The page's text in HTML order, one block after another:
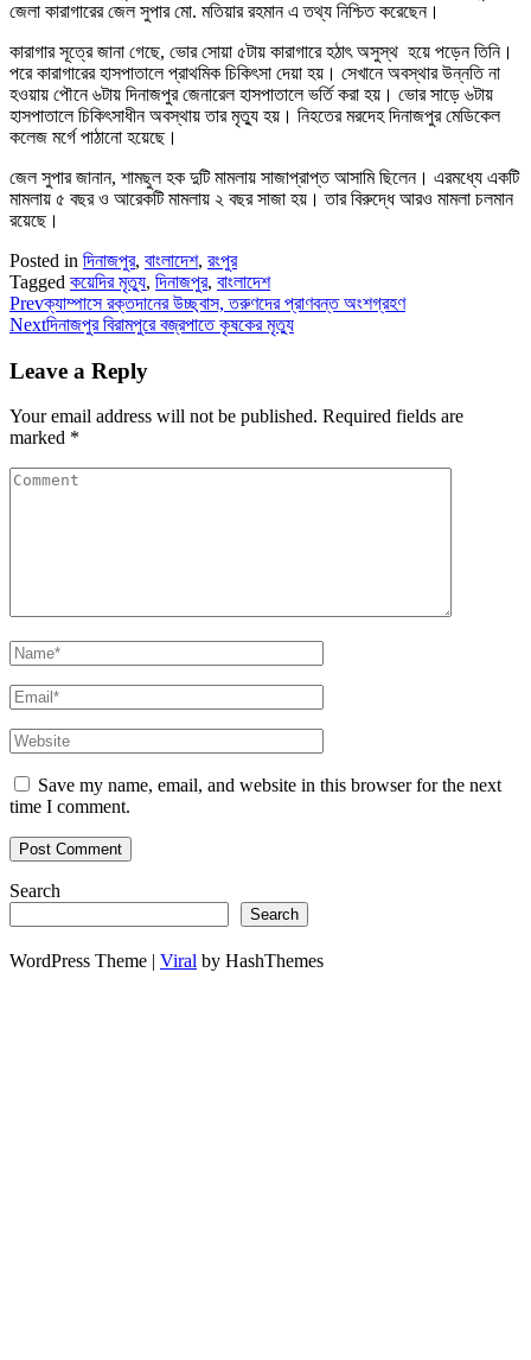
জেলা কারাগারের জেল সুপার মো. মতিয়ার রহমান এ তথ্য নিশ্চিত করেছেন।
কারাগার সূত্রে জানা গেছে, ভোর সোয়া ৫টায় কারাগারে হঠাৎ অসুস্থ হয়ে পড়েন তিনি।
পরে কারাগারের হাসপাতালে প্রাথমিক চিকিৎসা দেয়া হয়। সেখানে অবস্থার উন্নতি না
হওয়ায় পৌনে ৬টায় দিনাজপুর জেনারেল হাসপাতালে ভর্তি করা হয়। ভোর সাড়ে ৬টায়
হাসপাতালে চিকিৎসাধীন অবস্থায় তার মৃত্যু হয়। নিহতের মরদেহ দিনাজপুর মেডিকেল
কলেজ মর্গে পাঠানো হয়েছে।
জেল সুপার জানান, শামছুল হক দুটি মামলায় সাজাপ্রাপ্ত আসামি ছিলেন। এরমধ্যে একটি
মামলায় ৫ বছর ও আরেকটি মামলায় ২ বছর সাজা হয়। তার বিরুদ্ধে আরও মামলা চলমান
রয়েছে।
Posted in দিনাজপুর, বাংলাদেশ, রংপুর
Tagged কয়েদির মৃত্যু, দিনাজপুর, বাংলাদেশ
Prevক্যাম্পাসে রক্তদানের উচ্ছ্বাস, তরুণদের প্রাণবন্ত অংশগ্রহণ
Nextদিনাজপুর বিরামপুরে বজ্রপাতে কৃষকের মৃত্যু
Leave a Reply
Your email address will not be published. Required fields are
marked *
Save my name, email, and website in this browser for the next
time I comment.
Search
Search
WordPress Theme | Viral by HashThemes